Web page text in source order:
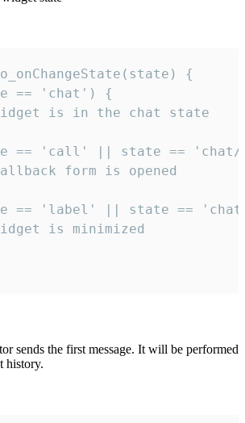
{
== 'chat') {
is in the chat state
== 'call' || state ==
form is opened
== 'label' || state ==
is minimized
sends the first message. It will be performed
history.